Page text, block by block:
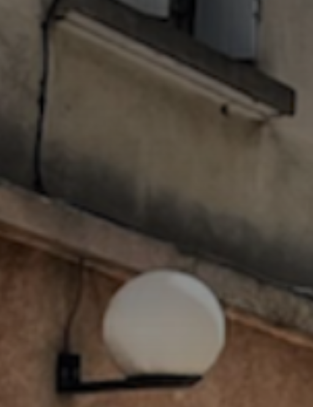
Adresse email*
J'accepte les
* Champ obligatoire
Prénom
Statut / Organisation
J'accepte les